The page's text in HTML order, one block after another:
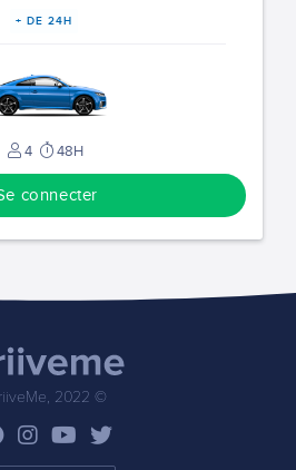
+ DE 24H
4 48H
connecter
2022 ©